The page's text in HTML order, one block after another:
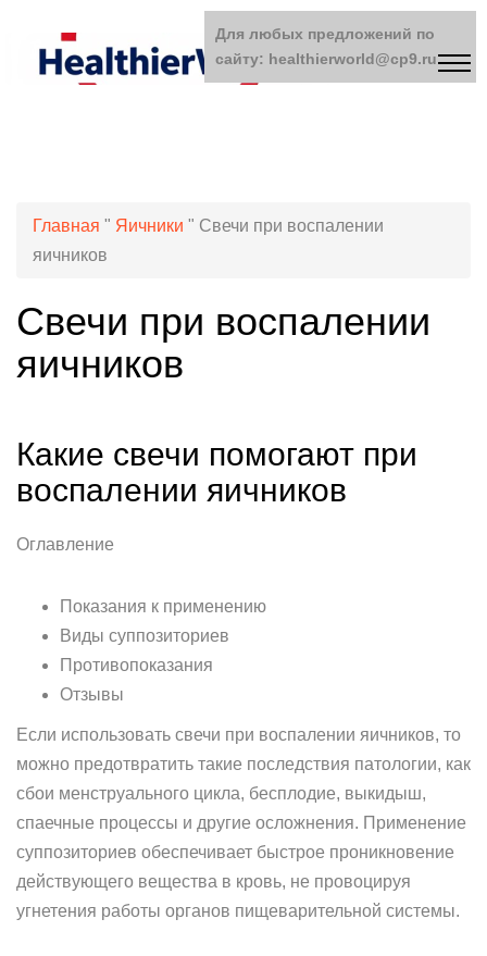
Главная " Яичники " Свечи при воспалении
яичников
Свечи при воспалении
яичников
Какие свечи помогают при
воспалении яичников
Оглавление
Показания к применению
Виды суппозиториев
Противопоказания
Отзывы
Если использовать свечи при воспалении яичников, то
можно предотвратить такие последствия патологии, как
сбои менструального цикла, бесплодие, выкидыш,
спаечные процессы и другие осложнения. Применение
суппозиториев обеспечивает быстрое проникновение
действующего вещества в кровь, не провоцируя
угнетения работы органов пищеварительной системы.
Для любых предложений по
сайту: healthierworld@cp9.ru